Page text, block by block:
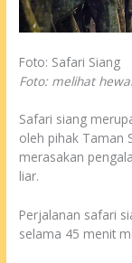
Foto: Safari Siang
Foto: melihat
Safari siang
oleh pihak Taman
merasakan
liar.
Perjalanan safari
selama 45 menit